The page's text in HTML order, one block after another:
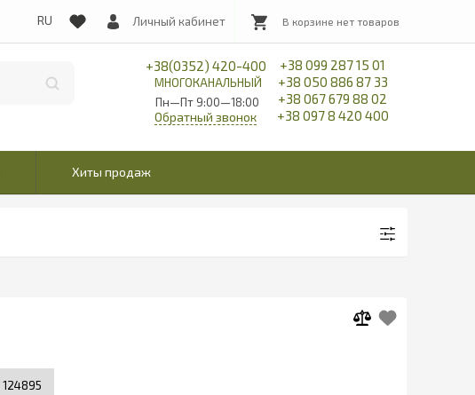
Личный кабинет
+38(0352) 420-400
МНОГОКАНАЛЬНЫЙ
Пн—Пт 9:00—18:00
+38 099 287 15 01
+38 050 886 87 33
+38 067 679 88 02
+38 097 8 420 400
Обратный звонок
Хиты продаж
124895